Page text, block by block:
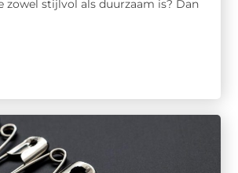
zowel stijlvol als duurzaam is? Dan